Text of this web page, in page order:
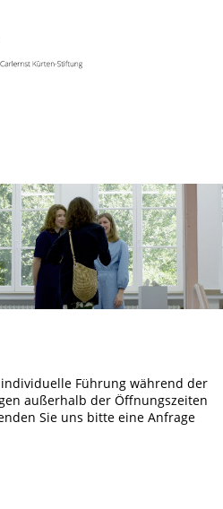
Führung während der
außerhalb der Öffnungszeiten
Sie uns bitte eine Anfrage